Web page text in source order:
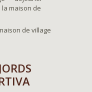
maison de
de village